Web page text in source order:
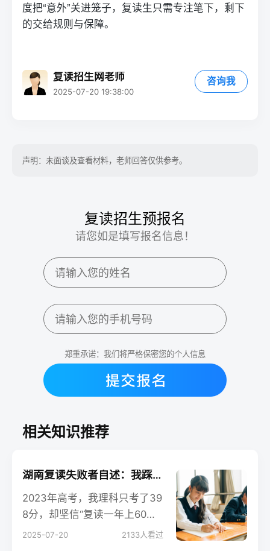
度把“意外”关进笼子， 复读生只需专注笔下，剩下
的交给规则与保障。
复读招生网老师
2025-07-20 19:38:00
咨询我
声明：未面谈及查看材料，老师回答仅供参考。
复读招生预报名
请您如是填写报名信息！
郑重承诺：我们将严格保密您的个人信息
相关知识推荐
湖南复读失败者自述：我踩过的那些致命坑（深度反思）
2023年高考，我理科只考了39
8分，却坚信“复读一年上60
0”。家里也支持，于是我选了
2025-07-20 2133人看过